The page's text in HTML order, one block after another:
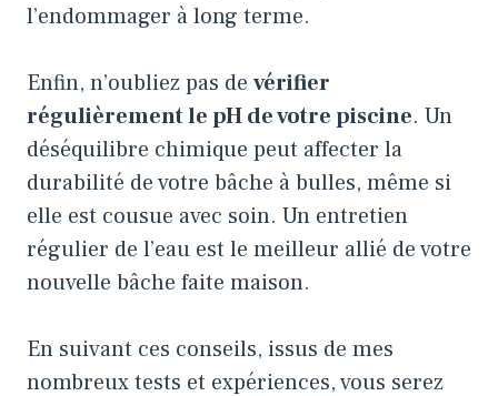
l’endommager à long terme.
Enfin, n’oubliez pas de vérifier
régulièrement le pH de votre piscine. Un
déséquilibre chimique peut affecter la
durabilité de votre bâche à bulles, même si
elle est cousue avec soin. Un entretien
régulier de l’eau est le meilleur allié de votre
nouvelle bâche faite maison.
En suivant ces conseils, issus de mes
nombreux tests et expériences, vous serez